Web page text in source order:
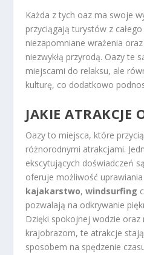
Każda z tych oaz ma swoje
przyciągają turystów z
niezapomniane wrażenia
niezwykłą przyrodą. Oazy te
miejscami do relaksu, ale
kulturę, co dodatkowo
JAKIE ATRAKCJE
Oazy to miejsca, które
różnorodnymi atrakcjami.
ekscytujących doświadczeń
oferuje możliwość
kajakarstwo,windsurfing
pozwalają na odkrywanie
Dzięki spokojnej wodzie oraz
krajobrazom, te atrakcje
sposobem na spędzenie